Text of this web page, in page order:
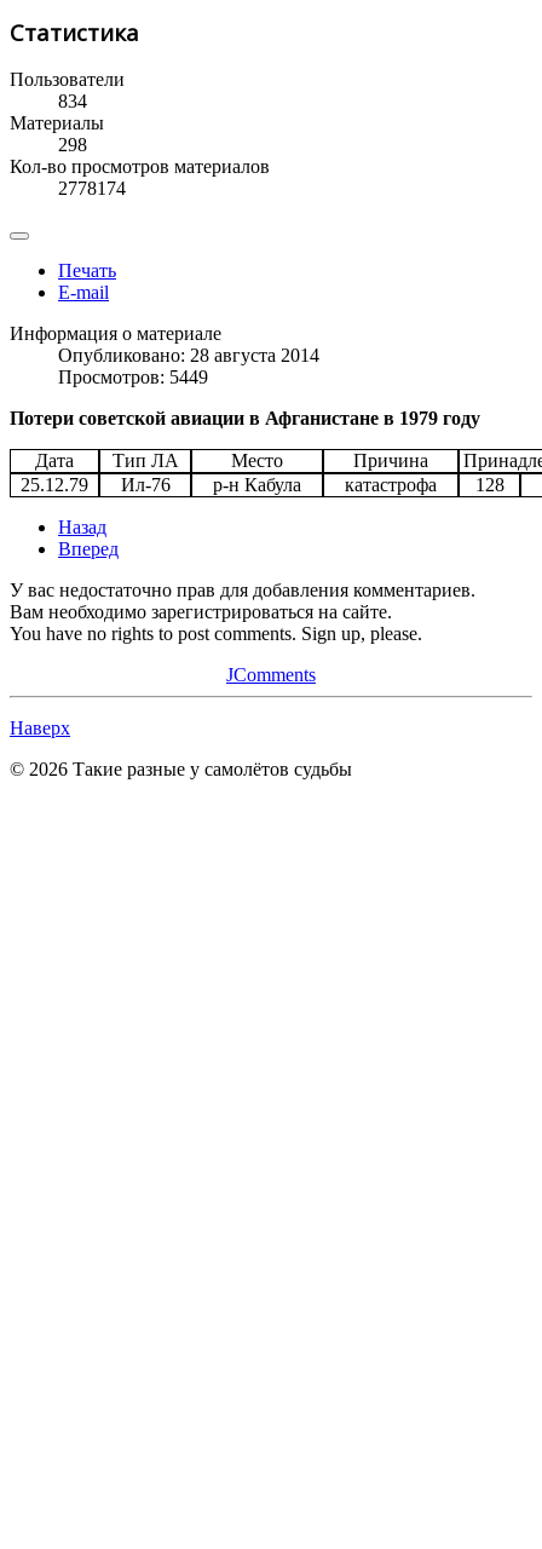
Статистика
Пользователи
834
Материалы
298
Кол-во просмотров материалов
2778174
Печать
E-mail
Информация о материале
Опубликовано: 28 августа 2014
Просмотров: 5449
Потери советской авиации в Афганистане в 1979 году
Дата Тип ЛА Место Причина
25.12.79
Ил-76 р-н Кабула катастрофа 128
Назад
Вперед
У вас недостаточно прав для добавления комментариев.
Вам необходимо зарегистрироваться на сайте.
You have no rights to post comments. Sign up, please.
JComments
Наверх
© 2026 Такие разные у самолётов судьбы